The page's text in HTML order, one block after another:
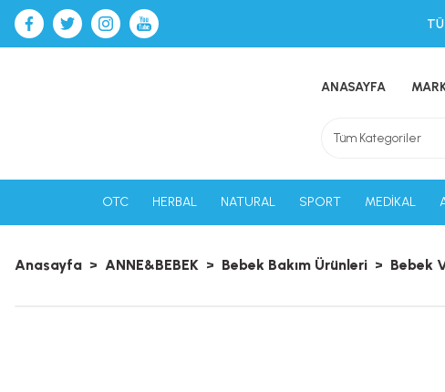
ANASAYFA
OTC HERBAL NATURAL SPORT MEDİKAL
Anasayfa ANNE&BEBEK Bebek Bakım Ürünleri Bebek